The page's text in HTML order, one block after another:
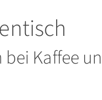
Kaffee